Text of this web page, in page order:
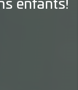
enfants!